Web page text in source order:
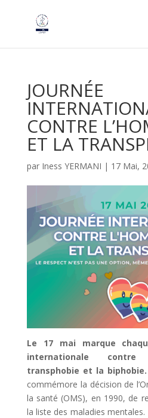
JOURNÉE
CONTRE
ET LA
par Iness YERMANI | 17 Mai,
Le 17 mai marque
internationale contre
transphobie et la biphobie.
commémore la décision de
la santé (OMS), en 1990, de
la liste des maladies mentales.